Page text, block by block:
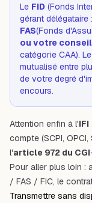
Le FID (Fonds
gérant
FAS(Fonds
ou votre
catégorie CAA). Le
mutualisé entre
de votre degré
encours.
Attention enfin à l'IFI
compte (SCPI,
l'article 972 du CGI
Pour aller plus loin :
/ FAS / FIC, le
Transmettre sans